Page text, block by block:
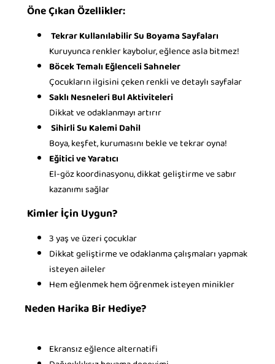
Öne Çıkan Özellikler:
Tekrar Kullanılabilir Su Boyama Sayfaları
Kuruyunca renkler kaybolur, eğlence asla bitmez!
Böcek Temalı Eğlenceli Sahneler
Çocukların ilgisini çeken renkli ve detaylı sayfalar
Saklı Nesneleri Bul Aktiviteleri
Dikkat ve odaklanmayı artırır
Sihirli Su Kalemi Dahil
Boya, keşfet, kurumasını bekle ve tekrar oyna!
Eğitici ve Yaratıcı
El-göz koordinasyonu, dikkat geliştirme ve sabır
kazanımı sağlar
Kimler İçin Uygun?
3 yaş ve üzeri çocuklar
Dikkat geliştirme ve odaklanma çalışmaları yapmak
isteyen aileler
Hem eğlenmek hem öğrenmek isteyen minikler
Neden Harika Bir Hediye?
Ekransız eğlence alternatifi